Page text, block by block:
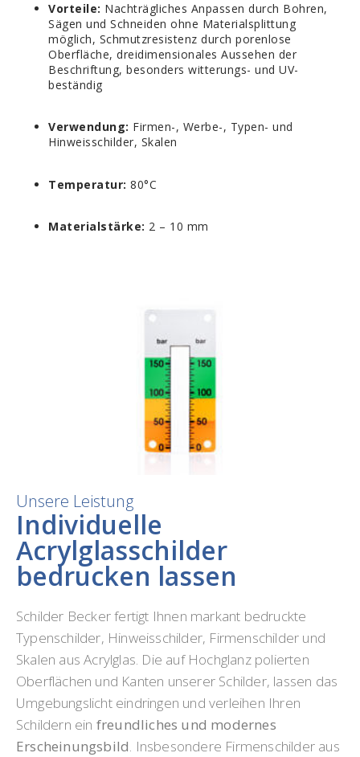
Vorteile: Nachträgliches Anpassen durch Bohren,
Sägen und Schneiden ohne Materialsplittung
möglich, Schmutzresistenz durch porenlose
Oberfläche, dreidimensionales Aussehen der
Beschriftung, besonders witterungs- und UV-
beständig
Verwendung: Firmen-, Werbe-, Typen- und
Hinweisschilder, Skalen
Temperatur: 80°C
Materialstärke: 2 – 10 mm
Unsere Leistung
Individuelle
Acrylglasschilder
bedrucken lassen
Schilder Becker fertigt Ihnen markant bedruckte
Typenschilder, Hinweisschilder, Firmenschilder und
Skalen aus Acrylglas. Die auf Hochglanz polierten
Oberflächen und Kanten unserer Schilder, lassen das
Umgebungslicht eindringen und verleihen Ihren
Schildern ein freundliches und modernes
Erscheinungsbild. Insbesondere Firmenschilder aus